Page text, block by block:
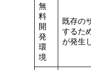
無
料
開
発
環
境
既存の
するた
が発生